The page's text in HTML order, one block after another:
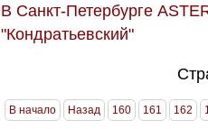
В Санкт-Петербурге
"Кондратьевский"
В начало Назад 160 161 162